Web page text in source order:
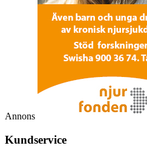
Annons
Kundservice